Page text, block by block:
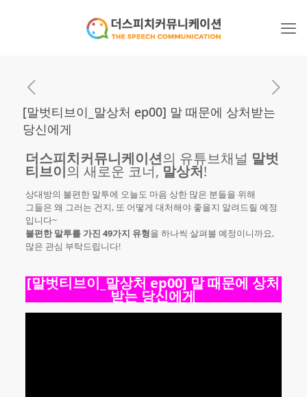
[말벗티브이_말상처 ep00] 말 때문에 상처받는
당신에게
더스피치커뮤니케이션의 유튜브채널 말벗
티브이의 새로운 코너,말상처!
상대방의 불편한 말투에 오늘도 마음 상한 많은 분들을 위해
그들은 왜 그러는 건지, 또 어떻게 대처해야 좋을지 알려드릴 예정
입니다~
불편한 말투를 가진 49가지 유형을 하나씩 살펴볼 예정이니까요,
많은 관심 부탁드립니다!
[말벗티브이_말상처 ep00] 말 때문에 상처
받는 당신에게